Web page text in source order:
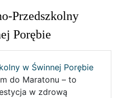
Przedszkolny
Porębie
w Świnnej Porębie
do Maratonu – to
w zdrową